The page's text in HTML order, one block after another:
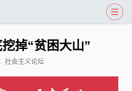
掉“贫困大山”
社会主义论坛